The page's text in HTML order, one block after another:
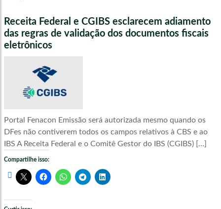
Receita Federal e CGIBS esclarecem adiamento
das regras de validação dos documentos fiscais
eletrônicos
Portal Fenacon Emissão será autorizada mesmo quando os
DFes não contiverem todos os campos relativos à CBS e ao
IBS A Receita Federal e o Comitê Gestor do IBS (CGIBS) […]
Compartilhe isso: